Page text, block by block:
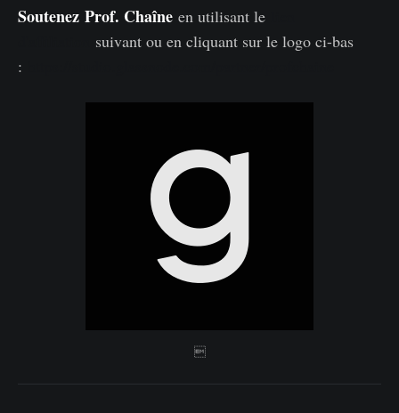
Soutenez Prof. Chaîne en utilisant le
suivant ou en cliquant sur le logo ci-bas
:
